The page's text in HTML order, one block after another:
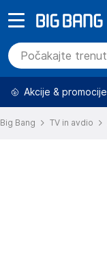
Akcije & promocije
Big Bang TV in avdio